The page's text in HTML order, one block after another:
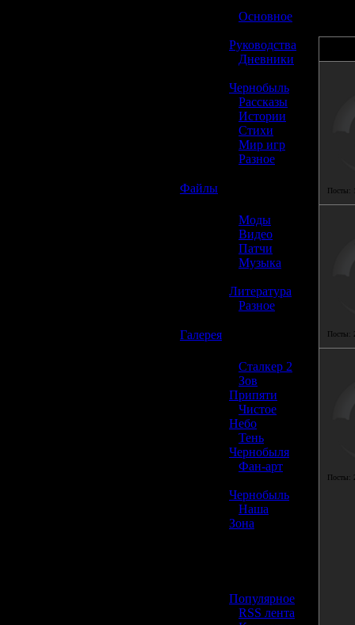
Основное
Руководства
Дневники
Чернобыль
Рассказы
Истории
Стихи
Мир игр
Разное
Файлы
Моды
Видео
Патчи
Музыка
Литература
Разное
Галерея
Сталкер 2
Зов
Припяти
Чистое
Небо
Тень
Чернобыля
Фан-арт
Чернобыль
Наша
Зона
Популярное
RSS лента
Посты:
Посты:
Посты: